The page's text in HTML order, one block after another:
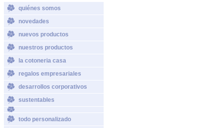
quiénes somos
novedades
nuevos productos
nuestros productos
la cotoneria casa
regalos empresariales
desarrollos corporativos
sustentables
todo personalizado